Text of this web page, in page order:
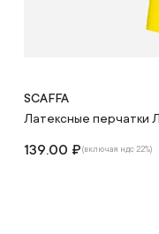
SCAFFA
Латексные перчатки
139.00 ₽(включая ндс 22%)